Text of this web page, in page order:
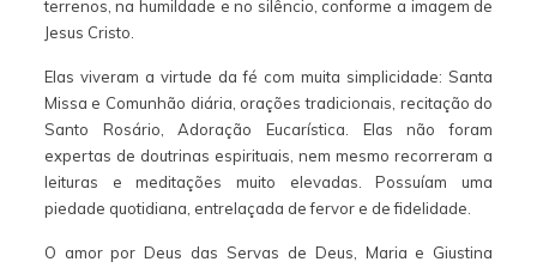
terrenos, na humildade e no silêncio, conforme a imagem de
Jesus Cristo.
Elas viveram a virtude da fé com muita simplicidade: Santa
Missa e Comunhão diária, orações tradicionais, recitação do
Santo Rosário, Adoração Eucarística. Elas não foram
expertas de doutrinas espirituais, nem mesmo recorreram a
leituras e meditações muito elevadas. Possuíam uma
piedade quotidiana, entrelaçada de fervor e de fidelidade.
O amor por Deus das Servas de Deus, Maria e Giustina